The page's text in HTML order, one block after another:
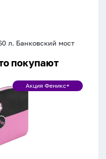
л. Банковский мост
покупают
Акция
Акция Феникс+